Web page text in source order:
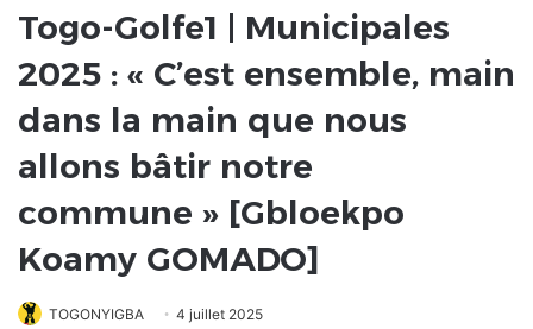
Togo-Golfe1 | Municipales
2025 : « C’est ensemble, main
dans la main que nous
allons bâtir notre
commune » [Gbloekpo
Koamy GOMADO]
TOGONYIGBA 4 juillet 2025